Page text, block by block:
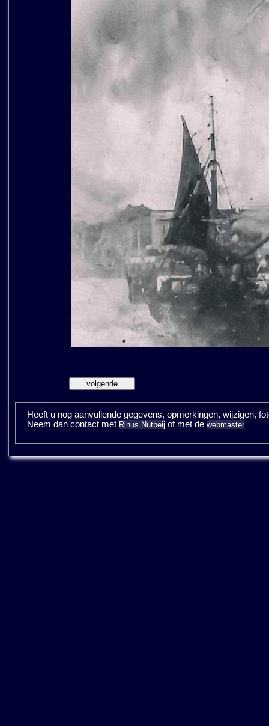
Heeft u nog aanvullende gegevens, opmerkingen, wijzigen,
Neem dan contact met Rinus Nutbeij of met de webmaster